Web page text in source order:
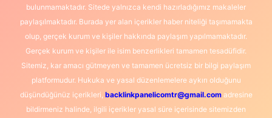
bulunmamaktadır. Sitede yalnızca kendi hazırladığımız makaleler
paylaşılmaktadır. Burada yer alan içerikler haber niteliği taşımamakta
olup, gerçek kurum ve kişiler hakkında paylaşım yapılmamaktadır.
Gerçek kurum ve kişiler ile isim benzerlikleri tamamen tesadüfidir.
Sitemiz, kar amacı gütmeyen ve tamamen ücretsiz bir bilgi paylaşım
platformudur. Hukuka ve yasal düzenlemelere aykırı olduğunu
düşündüğünüz içerikleri, backlinkpanelicomtr@gmail.comadresine
bildirmeniz halinde, ilgili içerikler yasal süre içerisinde sitemizden